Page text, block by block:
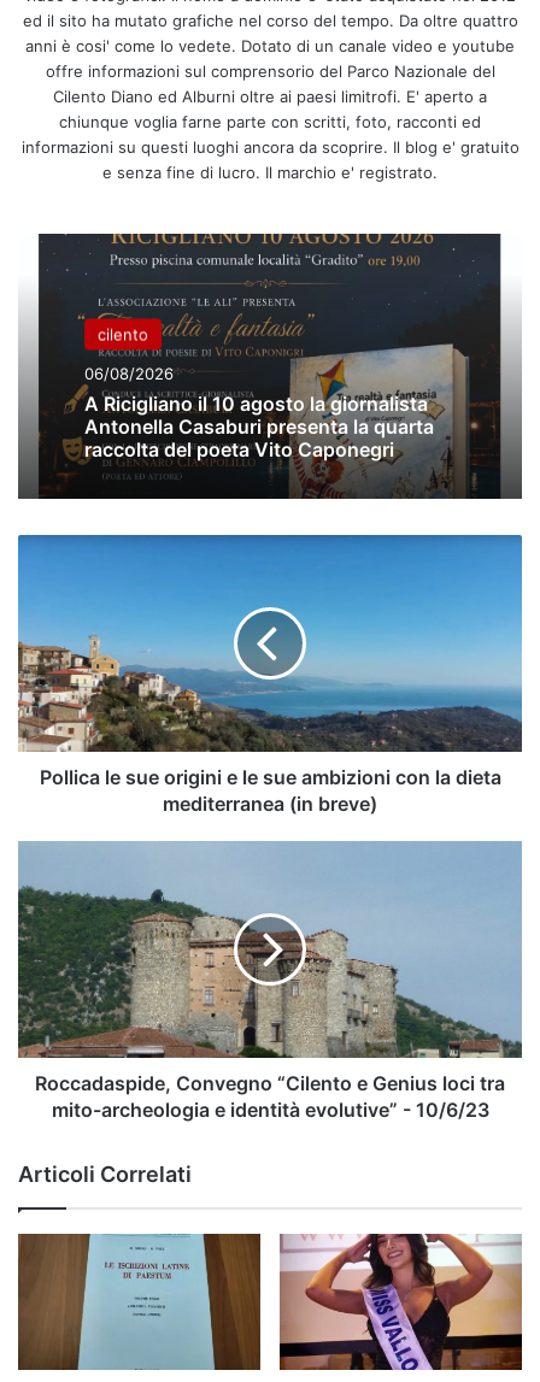
ed il sito ha mutato grafiche nel corso del tempo. Da oltre quattro
anni è cosi' come lo vedete. Dotato di un canale video e youtube
offre informazioni sul comprensorio del Parco Nazionale del
Cilento Diano ed Alburni oltre ai paesi limitrofi. E' aperto a
chiunque voglia farne parte con scritti, foto, racconti ed
informazioni su questi luoghi ancora da scoprire. Il blog e' gratuito
e senza fine di lucro. Il marchio e' registrato.
cilento
06/08/2026
A Ricigliano il 10 agosto la giornalista
Antonella Casaburi presenta la quarta
raccolta del poeta Vito Caponegri
e
le
sue
ambizioni
con
Pollica le sue origini e le sue ambizioni con la dieta
mediterranea (in breve)
“Cilento
e Genius
loci
tra
mito-
archeologia
e
identità
evolutive”
Roccadaspide, Convegno “Cilento e Genius loci tra
mito-archeologia e identità evolutive” - 10/6/23
Articoli Correlati